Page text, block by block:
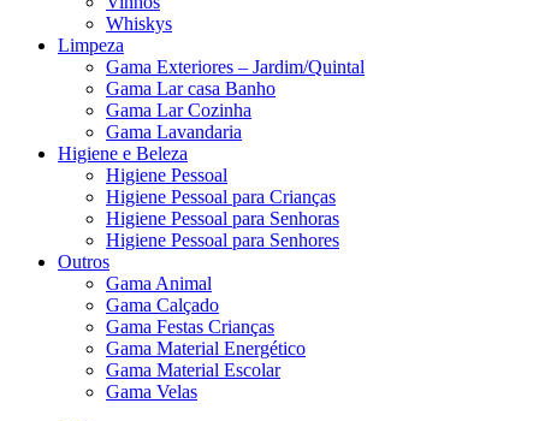
Whiskys
Limpeza
Gama Exteriores – Jardim/Quintal
Gama Lar casa Banho
Gama Lar Cozinha
Gama Lavandaria
Higiene e Beleza
Higiene Pessoal
Higiene Pessoal para Crianças
Higiene Pessoal para Senhoras
Higiene Pessoal para Senhores
Outros
Gama Animal
Gama Calçado
Gama Festas Crianças
Gama Material Energético
Gama Material Escolar
Gama Velas